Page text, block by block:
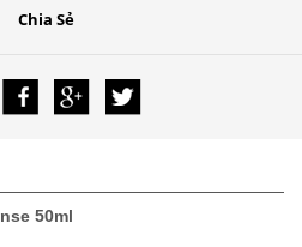
Chia Sẻ
50ml